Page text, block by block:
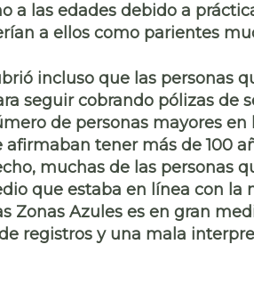
a las edades debido a
a ellos como parientes
incluso que las personas
seguir cobrando pólizas de
de personas mayores en
tener más de 100
muchas de las personas
que estaba en línea con la
Zonas Azules es en gran
registros y una mala